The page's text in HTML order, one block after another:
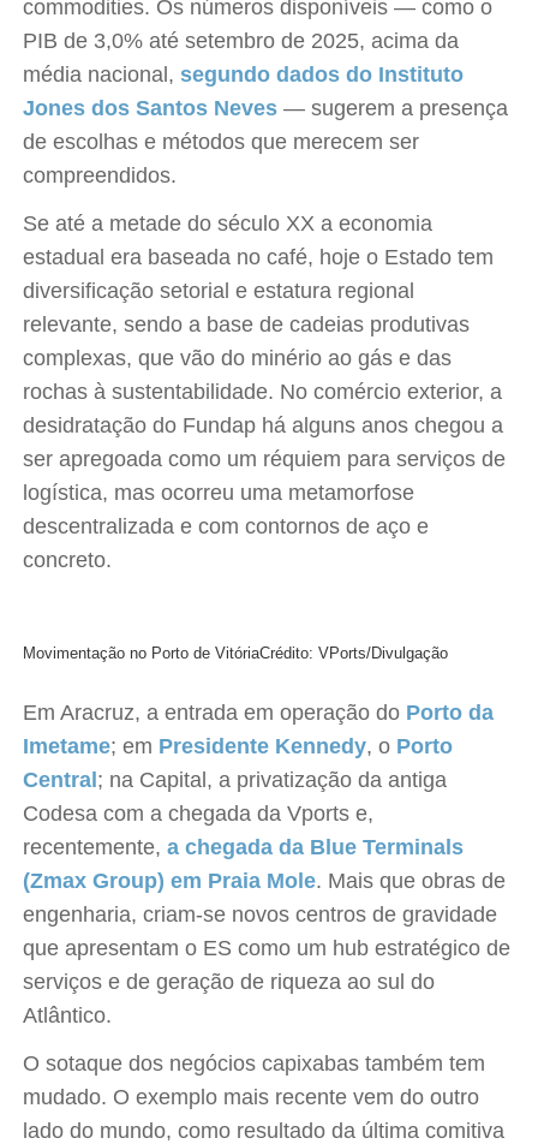
commodities. Os números disponíveis — como o
PIB de 3,0% até setembro de 2025, acima da
média nacional,segundo dados do Instituto
Jones dos Santos Neves — sugerem a presença
de escolhas e métodos que merecem ser
compreendidos.
Se até a metade do século XX a economia
estadual era baseada no café, hoje o Estado tem
diversificação setorial e estatura regional
relevante, sendo a base de cadeias produtivas
complexas, que vão do minério ao gás e das
rochas à sustentabilidade. No comércio exterior, a
desidratação do Fundap há alguns anos chegou a
ser apregoada como um réquiem para serviços de
logística, mas ocorreu uma metamorfose
descentralizada e com contornos de aço e
concreto.
Movimentação no Porto de VitóriaCrédito: VPorts/Divulgação
Em Aracruz, a entrada em operação do Porto da
Imetame; em Presidente Kennedy, o Porto
Central ; na Capital, a privatização da antiga
Codesa com a chegada da Vports e,
recentemente, a chegada da Blue Terminals
(Zmax Group) em Praia Mole. Mais que obras de
engenharia, criam-se novos centros de gravidade
que apresentam o ES como um hub estratégico de
serviços e de geração de riqueza ao sul do
Atlântico.
O sotaque dos negócios capixabas também tem
mudado. O exemplo mais recente vem do outro
lado do mundo, como resultado da última comitiva